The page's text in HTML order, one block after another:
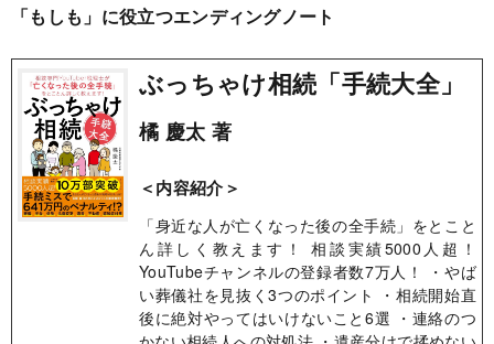
「もしも」に役立つエンディングノート
ぶっちゃけ相続「手続大全」
橘 慶太 著
＜内容紹介＞
「身近な人が亡くなった後の全手続」をとこと
ん詳しく教えます！ 相談実績5000人超！
YouTubeチャンネルの登録者数7万人！ ・やば
い葬儀社を見抜く3つのポイント ・相続開始直
後に絶対やってはいけないこと6選 ・連絡のつ